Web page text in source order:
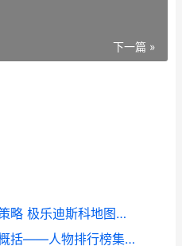
下一篇 »
《极乐迪斯科》警徽获取策略 极乐迪斯科地图在哪里获得
《弹射世界》节拍榜排行概括——人物排行榜集合（一起来看看哪些人物在弹射世界的节拍榜中称霸 《弹射世界》节目介绍